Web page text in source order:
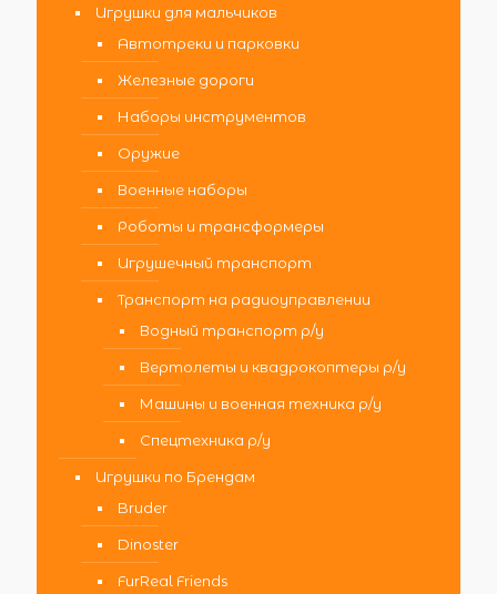
Игрушки для мальчиков
Автотреки и парковки
Железные дороги
Наборы инструментов
Оружие
Военные наборы
Роботы и трансформеры
Игрушечный транспорт
Транспорт на радиоуправлении
Водный транспорт р/у
Вертолеты и квадрокоптеры р/у
Машины и военная техника р/у
Спецтехника р/у
Игрушки по Брендам
Bruder
Dinoster
FurReal Friends